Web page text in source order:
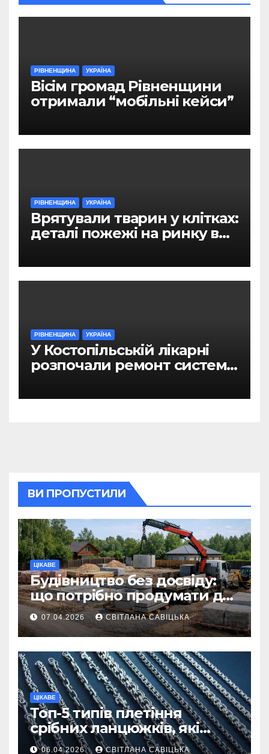
РІВНЕНЩИНА УКРАЇНА
Вісім громад Рівненщини
отримали “мобільні кейси”
РІВНЕНЩИНА УКРАЇНА
Врятували тварин у клітках:
деталі пожежі на ринку в
РІВНЕНЩИНА УКРАЇНА
У Костопільській лікарні
розпочали ремонт системи
ВИ ПРОПУСТИЛИ
ЦІКАВЕ
Будівництво без досвіду:
що потрібно продумати до
першої доставки на
ділянку
07.04.2026 СВІТЛАНА САВІЦЬКА
ЦІКАВЕ
Топ-5 типів плетіння
срібних ланцюжків, які
вважаються
06.04.2026 СВІТЛАНА САВІЦЬКА